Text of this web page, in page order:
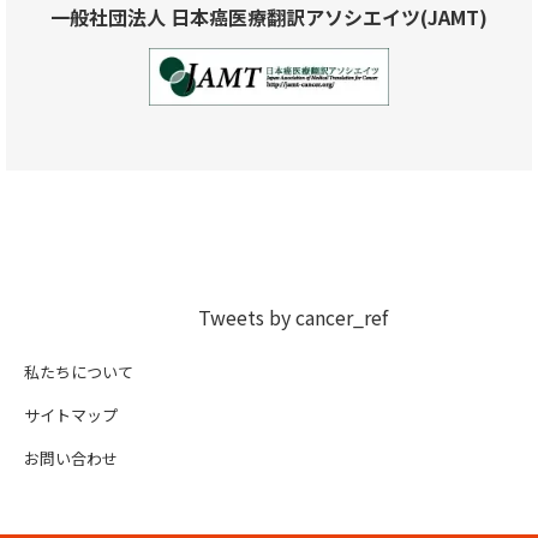
一般社団法人 日本癌医療翻訳アソシエイツ(JAMT)
Tweets by cancer_ref
私たちについて
サイトマップ
お問い合わせ